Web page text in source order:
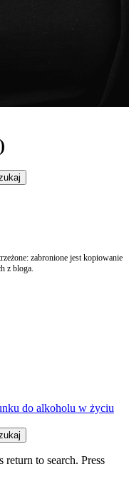
zabronione jest kopiowanie
z bloga.
do alkoholu w życiu
to search. Press